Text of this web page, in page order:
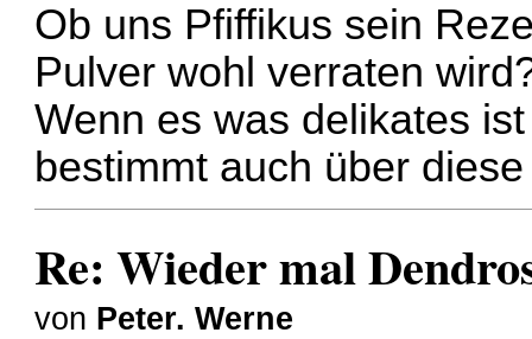
Ob uns Pfiffikus sein
Pulver wohl verraten
Wenn es was delikates
bestimmt auch über
Re: Wieder mal
von Peter. Werne